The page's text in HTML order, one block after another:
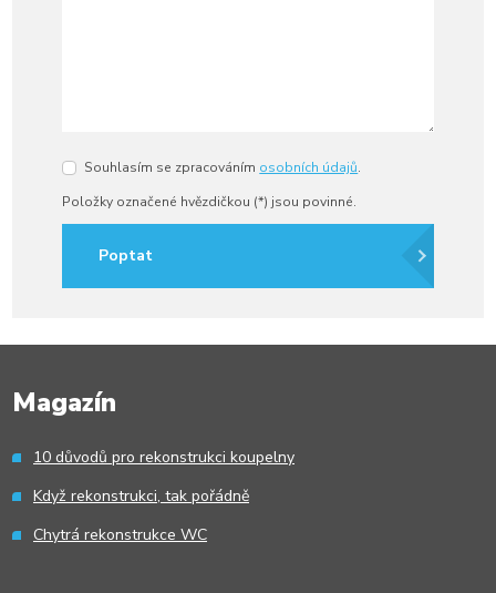
Souhlasím
zpracováním
osobních
Souhlasím se zpracováním osobních údajů.
Položky označené hvězdičkou (*) jsou povinné.
Poptat
se
odeslat.
Magazín
10 důvodů pro rekonstrukci koupelny
Když rekonstrukci, tak pořádně
Chytrá rekonstrukce WC